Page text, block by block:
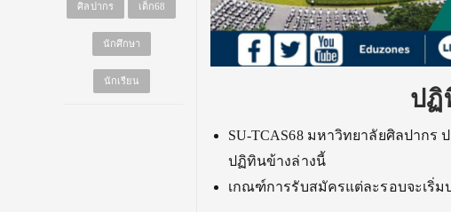
ศิลปากร เด็ก68
นักศึกษา
นักเรียน
ปฏิ
SU-TCAS68 มหาวิทยาลัยศิลปากร
ปฏิทินข้างล่างนี้
เกณฑ์การรับสมัครแต่ละรอบจะเริ่ม